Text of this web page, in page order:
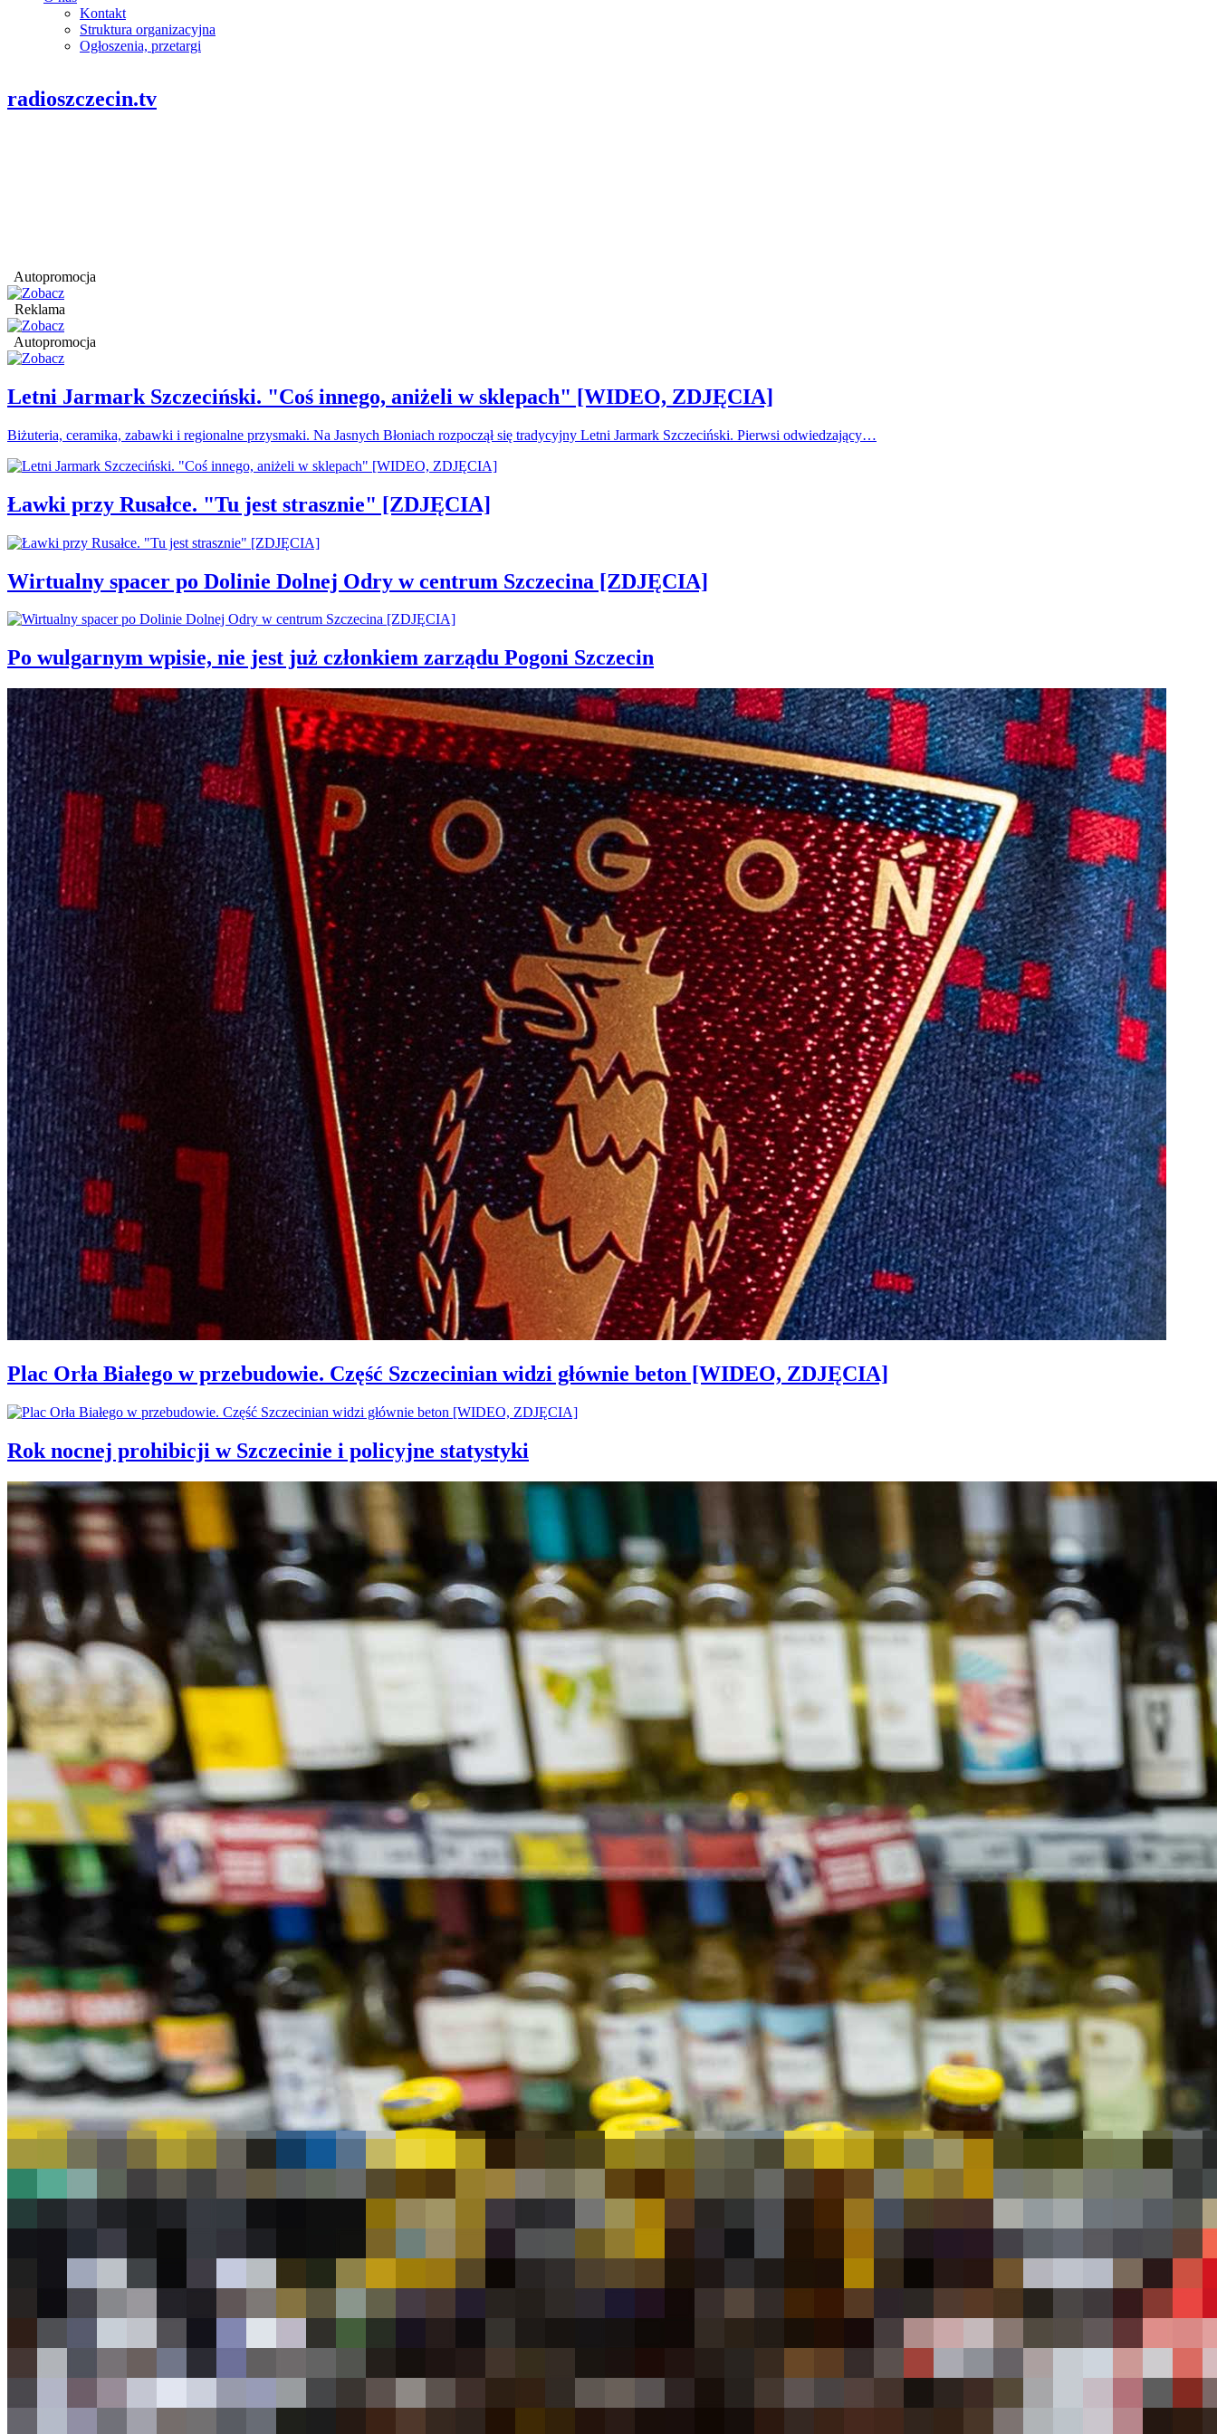
Kontakt
Struktura organizacyjna
Ogłoszenia, przetargi
radioszczecin.tv
Autopromocja
Reklama
Autopromocja
Letni Jarmark Szczeciński. "Coś innego, aniżeli w sklepach" [WIDEO, ZDJĘCIA]
Biżuteria, ceramika, zabawki i regionalne przysmaki. Na Jasnych Błoniach rozpoczął się tradycyjny Letni Jarmark Szczeciński. Pierwsi odwiedzający…
Ławki przy Rusałce. "Tu jest strasznie" [ZDJĘCIA]
Wirtualny spacer po Dolinie Dolnej Odry w centrum Szczecina [ZDJĘCIA]
Po wulgarnym wpisie, nie jest już członkiem zarządu Pogoni Szczecin
Plac Orła Białego w przebudowie. Część Szczecinian widzi głównie beton [WIDEO, ZDJĘCIA]
Rok nocnej prohibicji w Szczecinie i policyjne statystyki